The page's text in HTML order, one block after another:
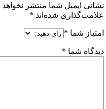
ایمیل شما منتشر نخواهد شد.
شده‌اند*
شما *
شما *